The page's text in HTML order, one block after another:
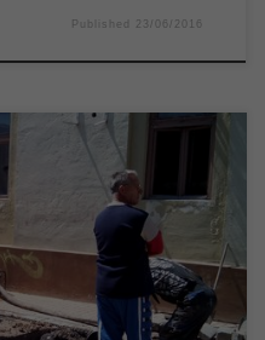
Published 23/06/2016
водоводној мрежи од 10
Царинске и околних
поље. Према првим
не дође до
до 13 часова. ЈКП
становницима